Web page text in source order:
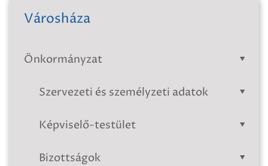
Városháza
Önkormányzat
Szervezeti és személyzeti adatok
Képviselő-testület
Bizottságok